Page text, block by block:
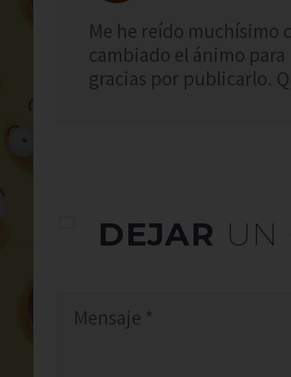
Me he reído muchísimo
cambiado el ánimo
gracias por publicarlo.
DEJAR UN